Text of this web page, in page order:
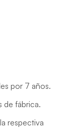
por 7 años.
de fábrica.
respectiva